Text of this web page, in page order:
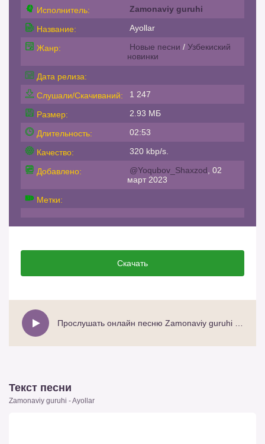
Исполнитель: Zamonaviy guruhi
Название: Ayollar
Жанр: Новые песни / Узбекиский
новинки
Дата релиза:
Слушали/Скачиваний:
1 247
Размер: 2.93 МБ
Длительность: 02:53
Качество: 320 kbp/s.
Добавлено: @Yoqubov_Shaxzod , 02
март 2023
Метки:
Скачать
Текст песни
Zamonaviy guruhi - Ayollar